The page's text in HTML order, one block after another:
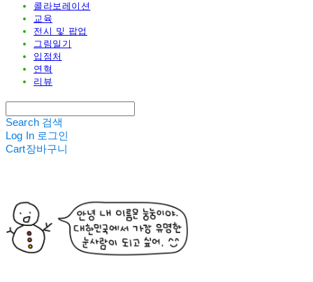
콜라보레이션
교육
전시 및 팝업
그림일기
입점처
연혁
리뷰
Search 검색
Log In 로그인
Cart장바구니